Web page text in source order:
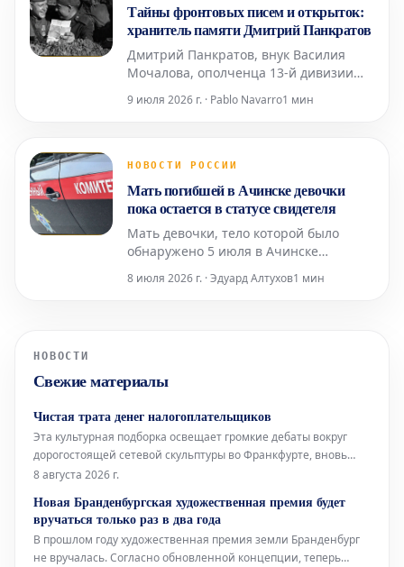
такого шага. Ранее, в 2023 году, УЕФА
уже
Тайны фронтовых писем и открыток:
хранитель памяти Дмитрий Панкратов
Дмитрий Панкратов, внук Василия
Мочалова, ополченца 13-й дивизии
народного ополчения Ростокинского
района Москвы, на протяжении 30 лет
Отечественной войны. В его
около пяти тысяч различных
артефактов: конв
9 июля 2026 г. · Pablo Navarro1 мин
НОВОСТИ РОССИИ
Мать погибшей в Ачинске девочки
пока остается в статусе свидетеля
Мать девочки, тело которой было
обнаружено 5 июля в Ачинске
исчезновения, на данный момент
Следственного комитета России.
8 июля 2026 г. · Эдуард Алтухов1 мин
НОВОСТИ
Свежие материалы
Чистая трата денег налогоплательщиков
Эта культурная подборка освещает громкие дебаты вокруг
дорогостоящей сетевой скульптуры во Франкфурте, вновь
открывшуюся Галерею Аполлона в Лувре, культовое
Берлинского Фольксбюне, превращенного во временный
открытый бассейн. Дебаты во
8 августа 2026 г.
Новая Бранденбургская художественная премия будет
вручаться только раз в два года
В прошлом году художественная премия земли Бранденбург
не вручалась. Согласно обновленной концепции, теперь